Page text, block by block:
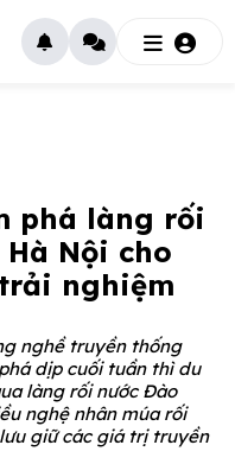
phá làng rối
Nội cho
nghiệm
nghề truyền thống
dịp cuối tuần thì du
làng rối nước Đào
nghệ nhân múa rối
giữ các giá trị truyền